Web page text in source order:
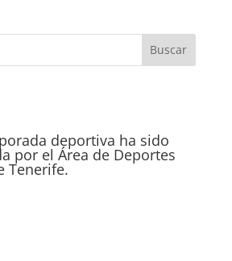
deportiva ha sido
por el Área de Deportes
Tenerife.